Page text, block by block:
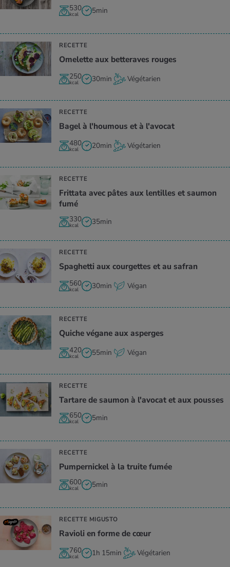
530
kcal 5min
RECETTE
Ome­lette aux bet­te­raves rouges
250
kcal 30min Végétarien
RECETTE
Bagel à l'hou­mous et à l'avo­cat
480
kcal 20min Végétarien
RECETTE
Frit­tata avec pâtes aux len­tilles et sau­mon
fumé
330
kcal 35min
RECETTE
Spa­ghetti aux cour­gettes et au safran
560
kcal 30min Végan
RECETTE
Quiche végane aux asperges
420
kcal 55min Végan
RECETTE
Tar­tare de sau­mon à l'avo­cat et aux pousses
650
kcal 5min
RECETTE
Pum­per­ni­ckel à la truite fumée
600
kcal 5min
RECETTE MIGUSTO
Ravioli en forme de cœur
760
kcal 1h 15min Végétarien